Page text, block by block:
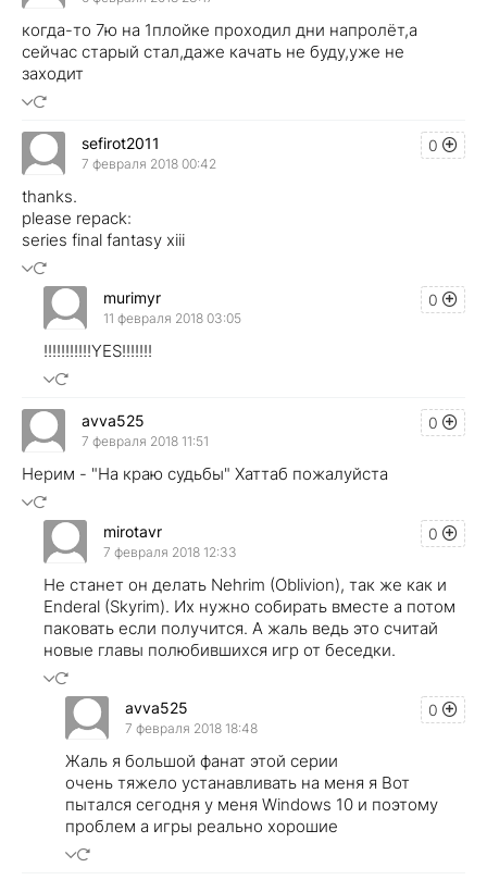
когда-то 7ю на 1плойке проходил дни напролёт,а
сейчас старый стал,даже качать не буду,уже не
заходит
0
sefirot2011
7 февраля 2018 00:42
thanks.
please repack:
series final fantasy xiii
0
murimyr
11 февраля 2018 03:05
!!!!!!!!!!!YES!!!!!!!
0
avva525
7 февраля 2018 11:51
Нерим - "На краю судьбы" Хаттаб пожалуйста
0
mirotavr
7 февраля 2018 12:33
Не станет он делать Nehrim (Oblivion), так же как и
Enderal (Skyrim). Их нужно собирать вместе а потом
паковать если получится. А жаль ведь это считай
новые главы полюбившихся игр от беседки.
0
avva525
7 февраля 2018 18:48
Жаль я большой фанат этой серии
очень тяжело устанавливать на меня я Вот
пытался сегодня у меня Windows 10 и поэтому
проблем а игры реально хорошие